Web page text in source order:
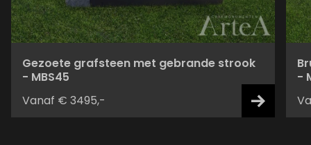
Gezoete grafsteen met gebrande strook
- MBS45
Vanaf € 3495,-
-